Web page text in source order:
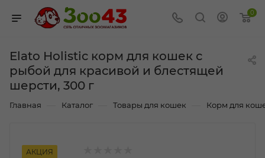
0
Elato Holistic корм для кошек с
рыбой для красивой и блестящей
шерсти, 300 г
Главная Каталог Товары для кошек Корм для
АКЦИЯ